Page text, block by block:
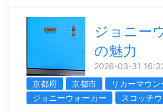
ジョニー
の魅力
2026-03-31
京都府
京都市
リカーマウン
ジョニーウォーカー
スコッチ